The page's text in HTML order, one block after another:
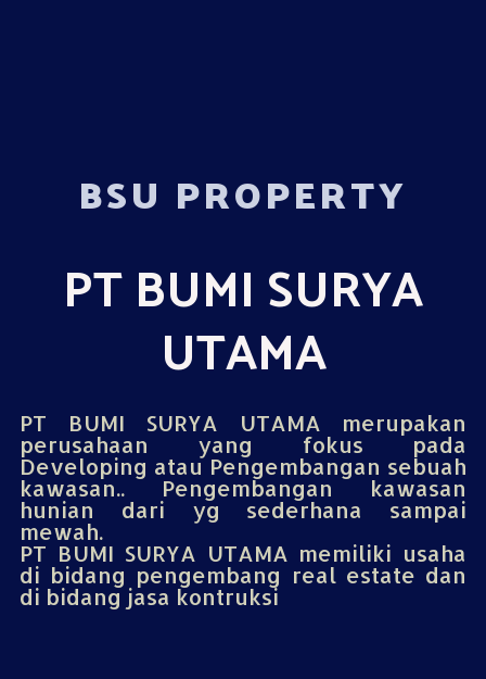
BSU PROPERTY
PT BUMI SURYA
UTAMA
PT BUMI SURYA UTAMA merupakan
perusahaan yang fokus pada
Developing atau Pengembangan sebuah
kawasan.. Pengembangan kawasan
hunian dari yg sederhana sampai
mewah.
PT BUMI SURYA UTAMA memiliki usaha
di bidang pengembang real estate dan
di bidang jasa kontruksi